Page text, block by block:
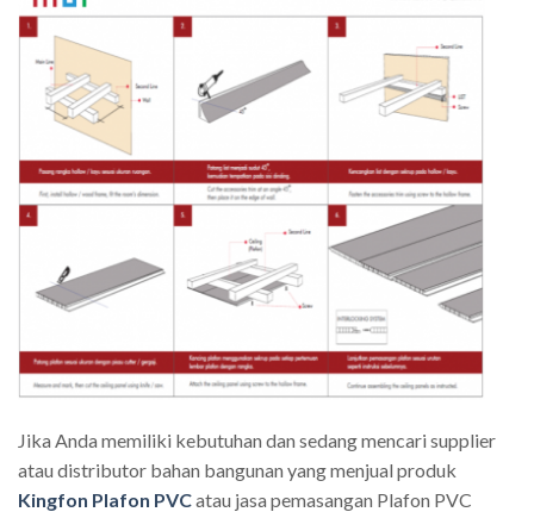
Jika Anda memiliki kebutuhan dan sedang mencari supplier
atau distributor bahan bangunan yang menjual produk
Kingfon Plafon PVCatau jasa pemasangan Plafon PVC